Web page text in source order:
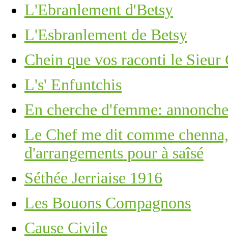
L'Ebranlement d'Betsy
L'Esbranlement de Betsy
Chein que vos raconti le Sieur
L's' Enfuntchis
En cherche d'femme:
Le Chef me dit comme
d'arrangements pour à saîsé
Séthée Jerriaise 1916
Les Bouons Compagnons
Cause Civile